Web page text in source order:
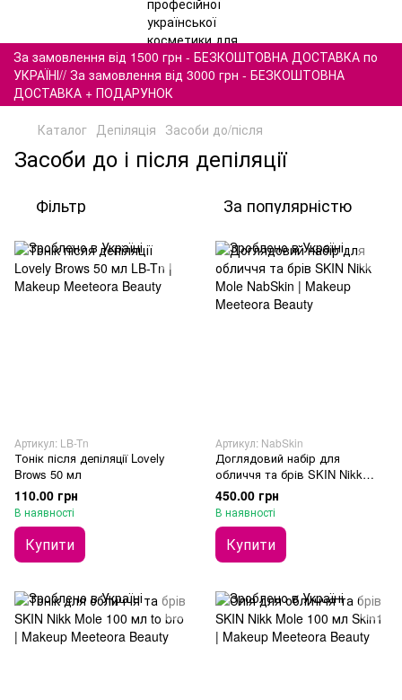
За замовлення від 1500 грн - БЕЗКОШТОВНА ДОСТАВКА по
УКРАЇНІ// За замовлення від 3000 грн - БЕЗКОШТОВНА
ДОСТАВКА + ПОДАРУНОК
Каталог Депіляція Засоби до/після
Засоби до і після депіляції
Фільтр За популярністю
Артикул: LB-Tn
Тонік після депіляції Lovely
Brows 50 мл
110.00 грн
В наявності
Купити
Артикул: NabSkin
Доглядовий набір для
обличчя та брів SKIN Nikk
Mole
450.00 грн
В наявності
Купити